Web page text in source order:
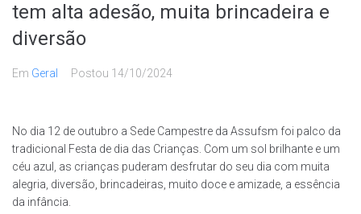
tem alta adesão, muita brincadeira e
diversão
Em Geral Postou 14/10/2024
No dia 12 de outubro a Sede Campestre da Assufsm foi palco da
tradicional Festa de dia das Crianças. Com um sol brilhante e um
céu azul, as crianças puderam desfrutar do seu dia com muita
alegria, diversão, brincadeiras, muito doce e amizade, a essência
da infância.